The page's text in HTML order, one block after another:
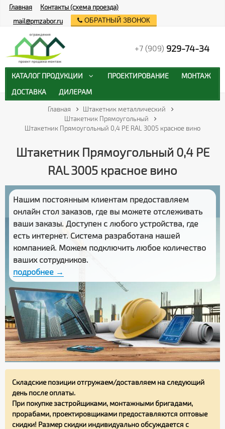
Главная
Штакетник металлический
Штакетник Прямоугольный
Штакетник Прямоугольный 0,4 PE RAL 3005 красное вино
Штакетник Прямоугольный 0,4 PE
RAL 3005 красное вино
Нашим постоянным клиентам предоставляем
онлайн стол заказов, где вы можете отслеживать
ваши заказы. Доступен с любого устройства, где
есть интернет. Система разработана нашей
компанией. Можем подключить любое количество
ваших сотрудников.
подробнее →
Складские позиции отгружаем/доставляем на следующий
день после оплаты.
При покупке застройщиками, монтажными бригадами,
прорабами, проектировщиками предоставляются оптовые
скидки! Размер скидки индивидуально обсуждается с
Главная
Контакты (схема проезда)
mail@pmzabor.ru
ОБРАТНЫЙ ЗВОНОК
+7 (909) 929-74-34
КАТАЛОГ ПРОДУКЦИИ ПРОЕКТИРОВАНИЕ
МОНТАЖ
ДОСТАВКА
ДИЛЕРАМ